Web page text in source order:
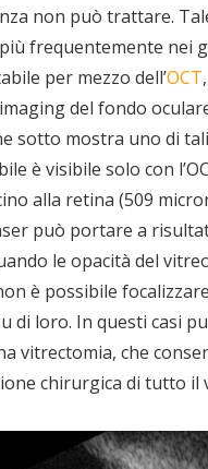
non può trattare.
frequentemente nei
per mezzo dell’OCT
del fondo
sotto mostra uno di
è visibile solo con
alla retina (509
può portare a
le opacità del
è possibile
di loro. In questi casi
vitrectomia, che
chirurgica di tutto il